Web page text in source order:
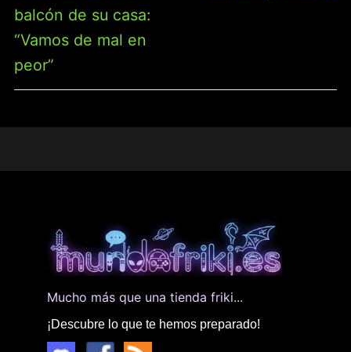
balcón de su casa:
“Vamos de mal en
peor”
Mucho más que una tienda friki...
¡Descubre lo que te hemos preparado!